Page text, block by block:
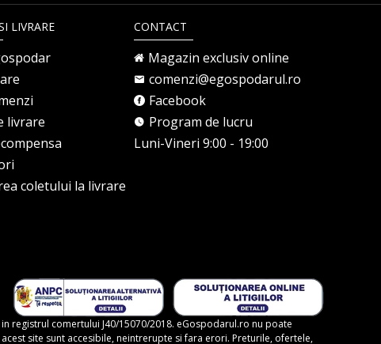
LIVRARE
livrare
coletului la livrare
CONTACT
Magazin exclusiv online
comenzi@egospodarul.ro
Facebook
Program de lucru
Luni-Vineri 9:00 - 19:00
in registrul comertului J40/15070/2018. eGospodarul.ro nu poate
site sunt accesibile, neintrerupte si fara erori. Preturile, ofertele,